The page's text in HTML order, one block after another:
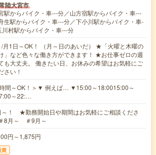
陸大宮市
駅からバイク・車---分／山方宿駅からバイク・車---
生駅からバイク・車---分／下小川駅からバイク・車-
川村駅からバイク・車---分
月1日～OK！ （月～日のあいだ） ★「火曜と木曜の
」など色々な働き方ができます！ ★お仕事ゼロの週
も大丈夫。 働きたい日、お休みの希望はお気軽にご
さい！
間～OK！＞▼ 例えば… ▼15:00～18:0015:00～
～22:…
～！ ★勤務開始日や期間はお気軽にご相談くださ
8月～ ＃9月～
円～1,875円
費